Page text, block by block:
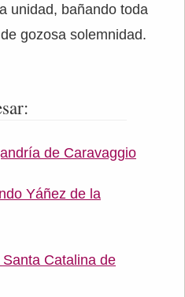
unidad, bañando toda
gozosa solemnidad.
de Caravaggio
Yáñez de la
Catalina de